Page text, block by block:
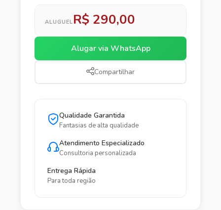
ALUGUEL R$ 290,00
Alugar via WhatsApp
Compartilhar
Qualidade Garantida
Fantasias de alta qualidade
Atendimento Especializado
Consultoria personalizada
Entrega Rápida
Para toda região